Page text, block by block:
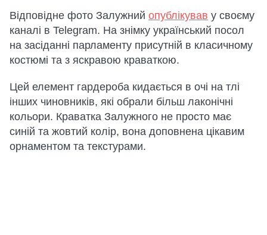
Відповідне фото Залужний опублікував у своєму
каналі в Telegram. На знімку український посол
на засіданні парламенту присутній в класичному
костюмі та з яскравою краваткою.
Цей елемент гардероба кидається в очі на тлі
інших чиновників, які обрали більш лаконічні
кольори. Краватка Залужного не просто має
синій та жовтий колір, вона доповнена цікавим
орнаментом та текстурами.